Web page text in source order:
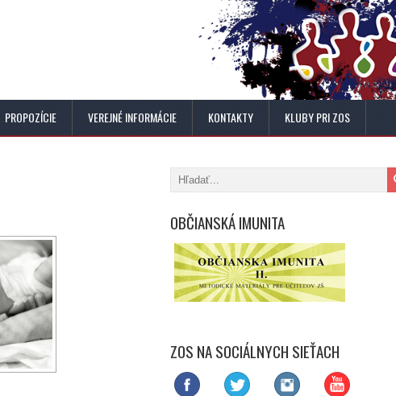
PROPOZÍCIE VEREJNÉ INFORMÁCIE KONTAKTY KLUBY PRI ZOS
OBČIANSKÁ IMUNITA
ZOS NA SOCIÁLNYCH SIEŤACH